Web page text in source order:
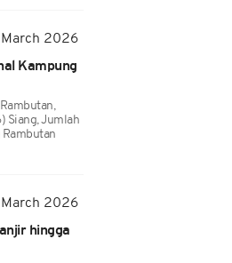
2026
Kampung
Siang, Jumlah
Rambutan
2026
hingga